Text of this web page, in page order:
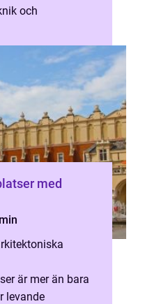
och
med
är mer än bara
levande